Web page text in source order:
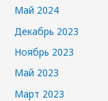
Май 2024
Декабрь 2023
Ноябрь 2023
Май 2023
Март 2023